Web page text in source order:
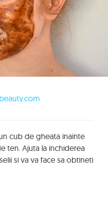
cub de gheata inainte
ten. Ajuta la inchiderea
si va va face sa obtineti